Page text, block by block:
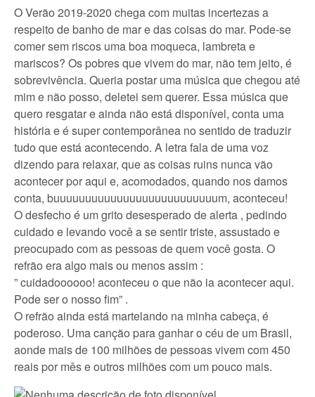
O Verão 2019-2020 chega com muitas incertezas a
respeito de banho de mar e das coisas do mar. Pode-se
comer sem riscos uma boa moqueca, lambreta e
mariscos? Os pobres que vivem do mar, não tem jeito, é
sobrevivência. Queria postar uma música que chegou até
mim e não posso, deletei sem querer. Essa música que
quero resgatar e ainda não está disponível, conta uma
história e é super contemporânea no sentido de traduzir
tudo que está acontecendo. A letra fala de uma voz
dizendo para relaxar, que as coisas ruins nunca vão
acontecer por aqui e, acomodados, quando nos damos
conta, buuuuuuuuuuuuuuuuuuuuuuuuuum, aconteceu!
O desfecho é um grito desesperado de alerta , pedindo
cuidado e levando você a se sentir triste, assustado e
preocupado com as pessoas de quem você gosta. O
refrão era algo mais ou menos assim :
” cuidadoooooo! aconteceu o que não ia acontecer aqui.
Pode ser o nosso fim” .
O refrão ainda está martelando na minha cabeça, é
poderoso. Uma canção para ganhar o céu de um Brasil,
aonde mais de 100 milhões de pessoas vivem com 450
reais por mês e outros milhões com um pouco mais.